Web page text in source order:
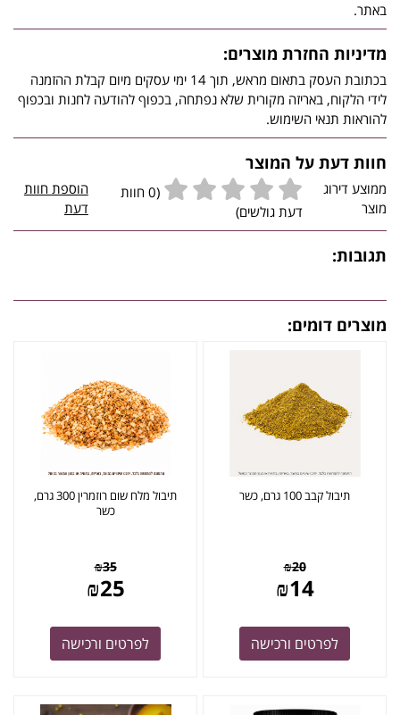
באתר.
מדיניות החזרת מוצרים:
בכתובת העסק בתאום מראש, תוך 14 ימי עסקים מיום קבלת ההזמנה
לידי הלקוח, באריזה מקורית שלא נפתחה, בכפוף להודעה לחנות ובכפוף
להוראות תנאי השימוש.
חוות דעת על המוצר
ממוצע דירוג
מוצר
(0 חוות
דעת גולשים)
הוספת חוות
דעת
תגובות:
מוצרים דומים:
תיבול קבב 100 גרם, כשר
₪20
₪14
לפרטים ורכישה
תיבול מלח שום רוזמרין 300 גרם,
כשר
₪35
₪25
לפרטים ורכישה